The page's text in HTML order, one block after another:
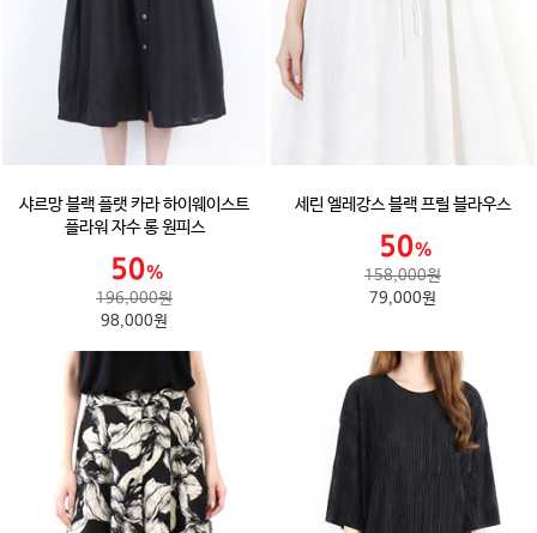
샤르망 블랙 플랫 카라 하이웨이스트
플라워 자수 롱 원피스
196,000원
98,000원
세린 엘레강스 블랙 프릴 블라우스
158,000원
79,000원